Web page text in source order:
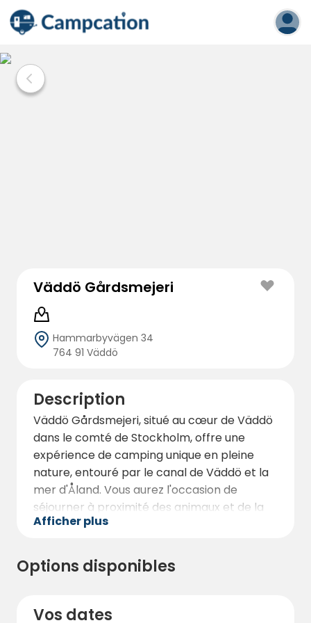
Väddö Gårdsmejeri
Hammarbyvägen 34
764 91 Väddö
Description
Väddö Gårdsmejeri, situé au cœur de Väddö
dans le comté de Stockholm, offre une
expérience de camping unique en pleine
nature, entouré par le canal de Väddö et la
mer d'Åland. Vous aurez l'occasion de
séjourner à proximité des animaux et de la
nature dans une ferme charmante à
de 10 emplacements pour les camping-cars
et les caravanes, ce qui en fait une étape
expérience rurale paisible et authentique.
Afficher plus
Options disponibles
Vos dates